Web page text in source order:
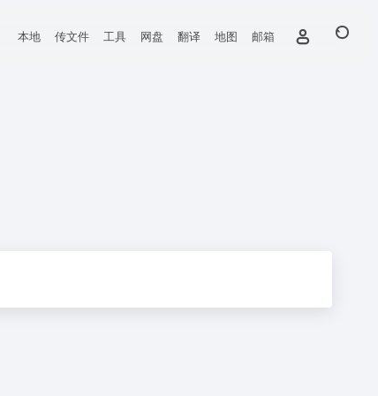
本地 传文件 工具 网盘 翻译 地图 邮箱